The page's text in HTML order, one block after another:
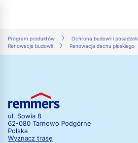
Program produktów
Ochrona budowli i posadzek
Renowacja budowli
Renowacja dachu płaskiego
ul. Sowia 8
62-080 Tarnowo Podgórne
Polska
Wyznacz trasę